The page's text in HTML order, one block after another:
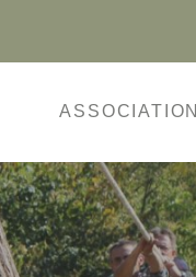
ASSOCIATION